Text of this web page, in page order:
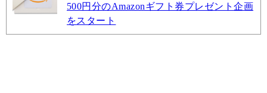
500円分のAmazonギフト券プレゼント企画
をスタート